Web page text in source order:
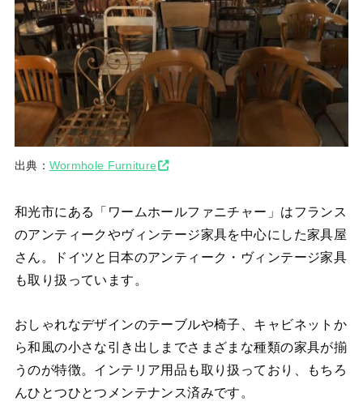
出典： Wormhole Furniture
和光市にある「ワームホールファニチャー」はフランス
のアンティークやヴィンテージ家具を中心にした家具屋
さん。ドイツと日本のアンティーク・ヴィンテージ家具
も取り扱っています。
おしゃれなデザインのテーブルや椅子、キャビネットか
ら和風の小さな引き出しまでさまざまな種類の家具が揃
うのが特徴。インテリア用品も取り扱っており、もちろ
んひとつひとつメンテナンス済みです。